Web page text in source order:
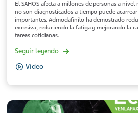
El SAHOS afecta a millones de personas a
no son diagnosticados a tiempo puede
importantes. Admodafinilo ha demostrado
excesiva, reduciendo la fatiga y mejorando la
tareas cotidianas.
Seguir leyendo
Video